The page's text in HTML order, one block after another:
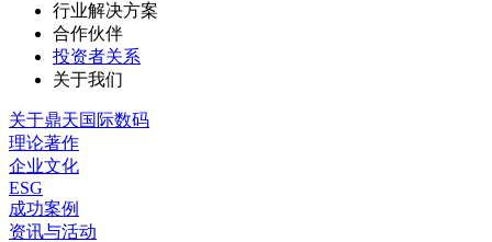
行业解决方案
合作伙伴
投资者关系
关于我们
关于鼎天国际数码
理论著作
企业文化
ESG
成功案例
资讯与活动